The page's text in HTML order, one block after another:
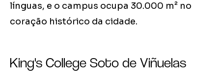
línguas, e o campus ocupa 30.000 m² no
coração histórico da cidade.
King's College Soto de Viñuelas